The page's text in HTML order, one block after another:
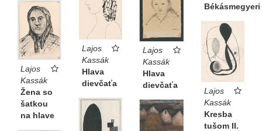
Békásmegyeri
Lajos
Kassák
Hlava
dievčaťa
Lajos
Kassák
Hlava
dievčaťa
Lajos
Kassák
Žena so
šatkou
na hlave
Lajos
Kassák
Kresba
tušom II.